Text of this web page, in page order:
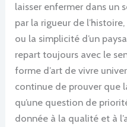
laisser enfermer dans un
par la rigueur de
ou la simplicité d’un
repart toujours avec le
forme d’art de vivre
continue de prouver que
qu’une question de
donnée à la qualité et à